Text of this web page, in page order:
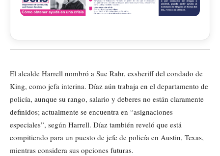
El alcalde Harrell nombró a Sue Rahr, exsheriff del condado de
King, como jefa interina. Díaz aún trabaja en el departamento de
policía, aunque su rango, salario y deberes no están claramente
definidos; actualmente se encuentra en “asignaciones
especiales”, según Harrell. Díaz también reveló que está
compitiendo para un puesto de jefe de policía en Austin, Texas,
mientras considera sus opciones futuras.